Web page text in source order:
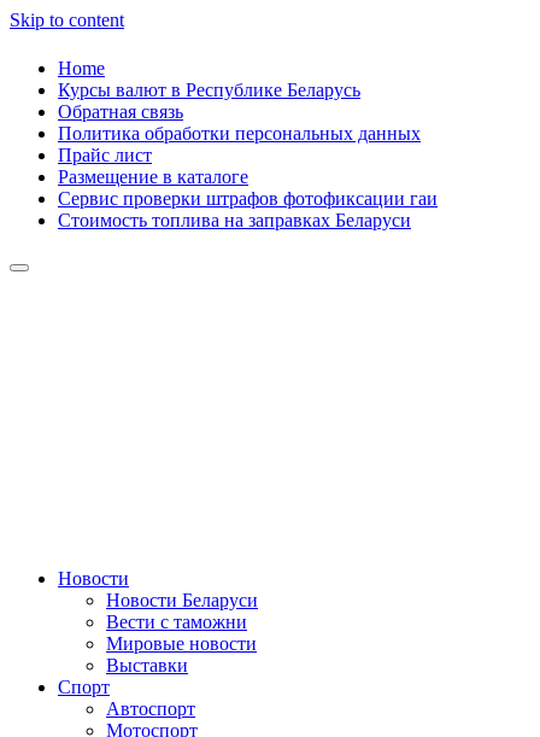
Skip to content
Home
Курсы валют в Республике Беларусь
Обратная связь
Политика обработки персональных данных
Прайс лист
Размещение в каталоге
Сервис проверки штрафов фотофиксации гаи
Стоимость топлива на заправках Беларуси
Сайт про автомобили
Новости
Новости Беларуси
Вести с таможни
Мировые новости
Выставки
Спорт
Автоспорт
Мотоспорт